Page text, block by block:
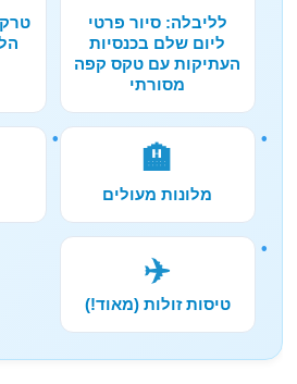
לליבלה: סיור פרטי
ליום שלם בכנסיות
העתיקות עם טקס קפה
מסורתי
🏨
מלונות מעולים
✈️
טיסות זולות (מאוד!)